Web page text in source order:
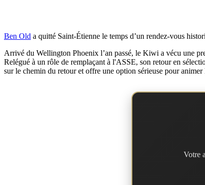
Ben Old a quitté Saint-Étienne le temps d’un rendez-vous
Arrivé du Wellington Phoenix l’an passé, le Kiwi a vécu une
Relégué à un rôle de remplaçant à l'ASSE, son retour en
sur le chemin du retour et offre une option sérieuse pour
Votre